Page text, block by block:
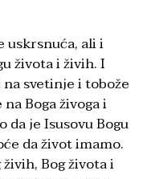
uskrsnuća, ali i
života i živih. I
svetinje i tobože
Boga živoga i
da je Isusovu Bogu
da život imamo.
Bog života i